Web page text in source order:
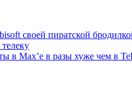
своей пиратской
в Max’е в разы хуже чем в